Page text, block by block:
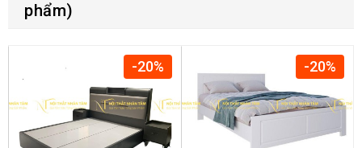
phẩm)
-20% -20%